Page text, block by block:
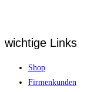
wichtige Links
Shop
Firmenkunden